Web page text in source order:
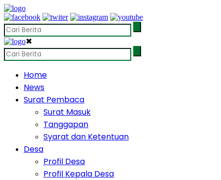
✖
Home
News
Surat Pembaca
Surat Masuk
Tanggapan
Syarat dan Ketentuan
Desa
Profil Desa
Profil Kepala Desa